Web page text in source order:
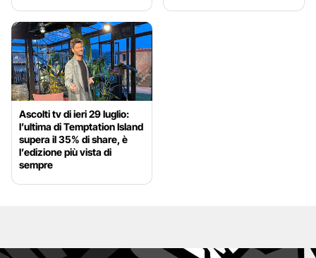
Ascolti tv di ieri 29 luglio:
l’ultima di Temptation Island
supera il 35% di share, è
l’edizione più vista di
sempre